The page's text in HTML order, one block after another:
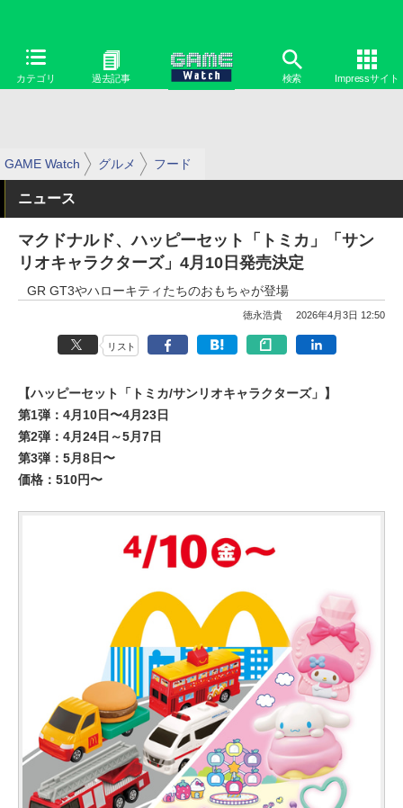
カテゴリ 過去記事 検索 Impressサイト
GAME Watch グルメ フード
ニュース
マクドナルド、ハッピーセット「トミカ」「サン
リオキャラクターズ」4月10日発売決定
GR GT3やハローキティたちのおもちゃが登場
徳永浩貴 2026年4月3日 12:50
リスト
【ハッピーセット「トミカ/サンリオキャラクターズ」】
第1弾：4月10日〜4月23日
第2弾：4月24日～5月7日
第3弾：5月8日〜
価格：510円〜